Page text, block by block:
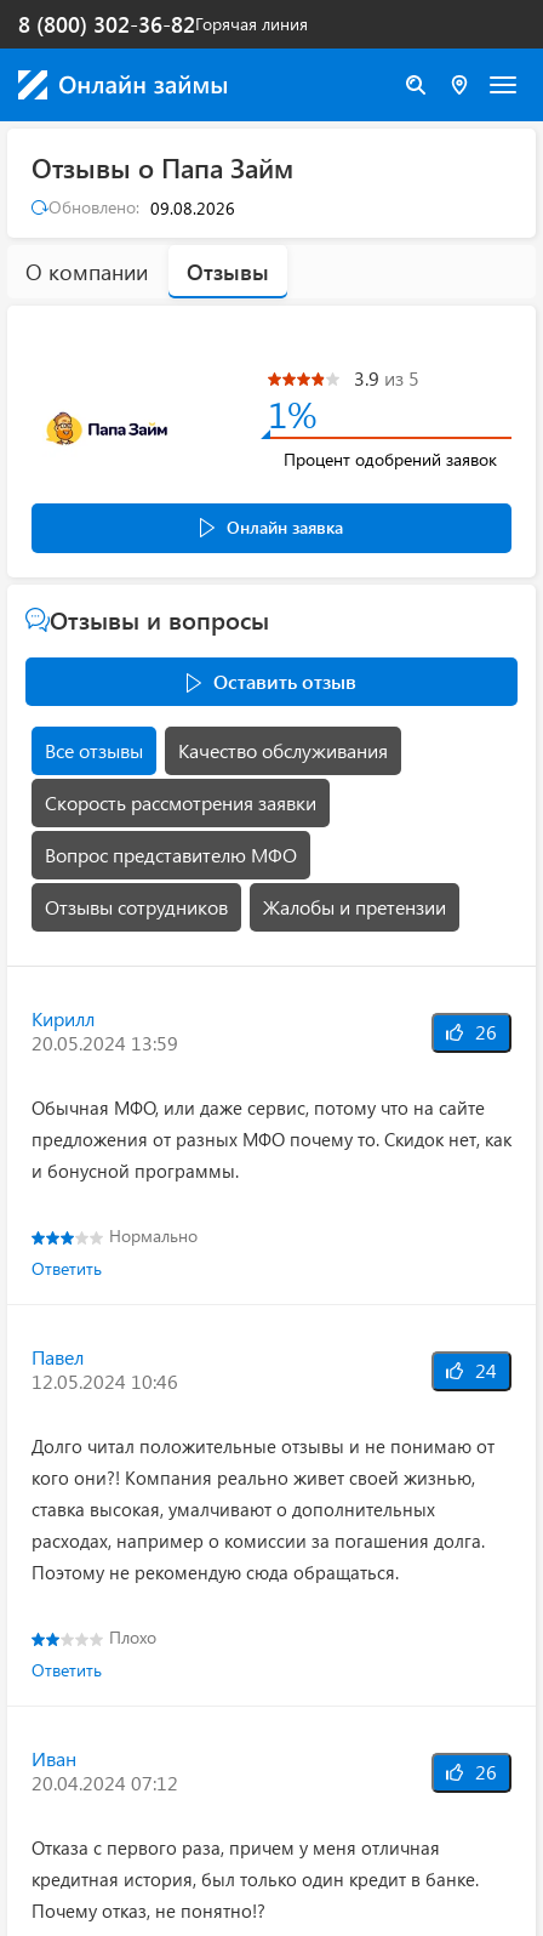
Горячая линия
8 (800) 302-36-82
Отзывы о Папа Займ
Обновлено: 09.08.2026
О компании Отзывы
3.9 из 5
1%
Процент одобрений заявок
Онлайн заявка
Отзывы и вопросы
Оставить отзыв
Все отзывы Качество обслуживания
Скорость рассмотрения заявки
Вопрос представителю МФО
Отзывы сотрудников Жалобы и претензии
Кирилл
20.05.2024 13:59
26
Обычная МФО, или даже сервис, потому что на сайте
предложения от разных МФО почему то. Скидок нет, как
и бонусной программы.
Нормально
Ответить
Павел
12.05.2024 10:46
24
Долго читал положительные отзывы и не понимаю от
кого они?! Компания реально живет своей жизнью,
ставка высокая, умалчивают о дополнительных
расходах, например о комиссии за погашения долга.
Поэтому не рекомендую сюда обращаться.
Плохо
Ответить
Иван
20.04.2024 07:12
26
Отказа с первого раза, причем у меня отличная
кредитная история, был только один кредит в банке.
Почему отказ, не понятно!?